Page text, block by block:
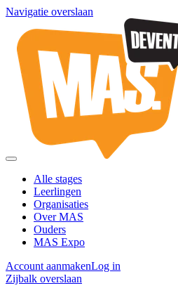
Navigatie overslaan
Alle stages
Leerlingen
Organisaties
Over MAS
Ouders
MAS Expo
Account aanmakenLog in
Zijbalk overslaan